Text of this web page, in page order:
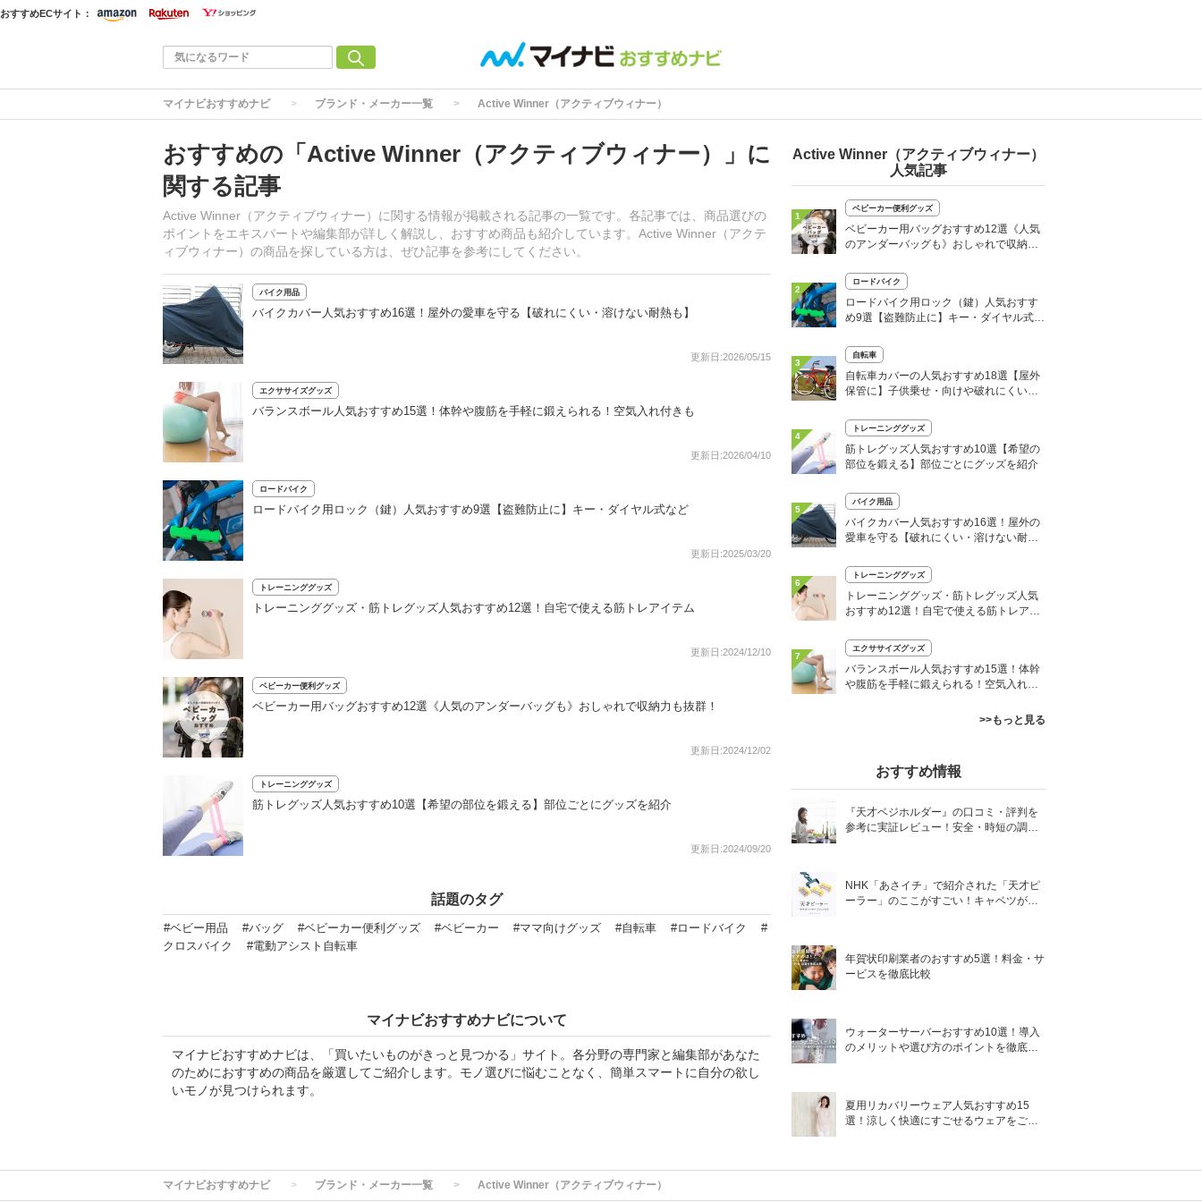
おすすめECサイト：
マイナビおすすめナビ ブランド・メーカー一覧 Active Winner（アクティブウィナー）
おすすめの「Active Winner（アクティブウィナー）」に
関する記事
Active Winner（アクティブウィナー）に関する情報が掲載される記事の一覧です。各記事では、商品選びの
ポイントをエキスパートや編集部が詳しく解説し、おすすめ商品も紹介しています。Active Winner（アクテ
ィブウィナー）の商品を探している方は、ぜひ記事を参考にしてください。
バイク用品
バイクカバー人気おすすめ16選！屋外の愛車を守る【破れにくい・溶けない耐熱も】
更新日:2026/05/15
エクササイズグッズ
バランスボール人気おすすめ15選！体幹や腹筋を手軽に鍛えられる！空気入れ付きも
更新日:2026/04/10
ロードバイク
ロードバイク用ロック（鍵）人気おすすめ9選【盗難防止に】キー・ダイヤル式など
更新日:2025/03/20
トレーニンググッズ
トレーニンググッズ・筋トレグッズ人気おすすめ12選！自宅で使える筋トレアイテム
更新日:2024/12/10
ベビーカー便利グッズ
ベビーカー用バッグおすすめ12選《人気のアンダーバッグも》おしゃれで収納力も抜群！
更新日:2024/12/02
トレーニンググッズ
筋トレグッズ人気おすすめ10選【希望の部位を鍛える】部位ごとにグッズを紹介
更新日:2024/09/20
話題のタグ
#ベビー用品 #バッグ #ベビーカー便利グッズ #ベビーカー #ママ向けグッズ #自転車 #ロードバイク
#
クロスバイク
#電動アシスト自転車
マイナビおすすめナビについて
マイナビおすすめナビは、「買いたいものがきっと見つかる」サイト。各分野の専門家と編集部があなた
のためにおすすめの商品を厳選してご紹介します。モノ選びに悩むことなく、簡単スマートに自分の欲し
いモノが見つけられます。
Active Winner（アクティブウィナー）
人気記事
1
ベビーカー便利グッズ
ベビーカー用バッグおすすめ12選《人気
のアンダーバッグも》おしゃれで収納力
2
ロードバイク
ロードバイク用ロック（鍵）人気おすす
め9選【盗難防止に】キー・ダイヤル式な
3
自転車
自転車カバーの人気おすすめ18選【屋外
保管に】子供乗せ・向けや破れにくい商
4
トレーニンググッズ
筋トレグッズ人気おすすめ10選【希望の
部位を鍛える】部位ごとにグッズを紹介
5
バイク用品
バイクカバー人気おすすめ16選！屋外の
愛車を守る【破れにくい・溶けない耐熱
6
トレーニンググッズ
トレーニンググッズ・筋トレグッズ人気
おすすめ12選！自宅で使える筋トレアイ
7
エクササイズグッズ
バランスボール人気おすすめ15選！体幹
や腹筋を手軽に鍛えられる！空気入れ付
>>もっと見る
おすすめ情報
『天才ベジホルダー』の口コミ・評判を
参考に実証レビュー！安全・時短の調理
NHK「あさイチ」で紹介された「天才ピ
ーラー」のここがすごい！キャベツがほ
年賀状印刷業者のおすすめ5選！料金・サ
ービスを徹底比較
ウォーターサーバーおすすめ10選！導入
のメリットや選び方のポイントを徹底解
夏用リカバリーウェア人気おすすめ15
選！涼しく快適にすごせるウェアをご紹
マイナビおすすめナビ ブランド・メーカー一覧 Active Winner（アクティブウィナー）